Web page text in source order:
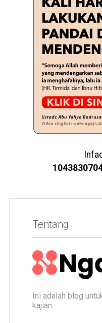
Tentang
Ini adalah blog
kajian.